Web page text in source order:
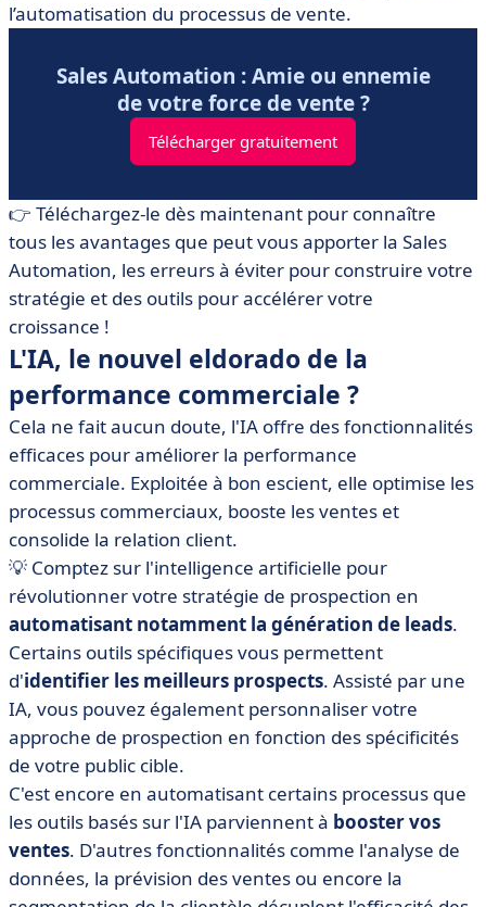
l’automatisation du processus de vente.
Sales Automation : Amie ou ennemie
de votre force de vente ?
Télécharger gratuitement
👉 Téléchargez-le dès maintenant pour connaître
tous les avantages que peut vous apporter la Sales
Automation, les erreurs à éviter pour construire votre
stratégie et des outils pour accélérer votre
croissance !
L'IA, le nouvel eldorado de la
performance commerciale ?
Cela ne fait aucun doute, l'IA offre des fonctionnalités
efficaces pour améliorer la performance
commerciale. Exploitée à bon escient, elle optimise les
processus commerciaux, booste les ventes et
consolide la relation client.
💡 Comptez sur l'intelligence artificielle pour
révolutionner votre stratégie de prospection en
automatisant notamment la génération de leads.
Certains outils spécifiques vous permettent
d'identifier les meilleurs prospects. Assisté par une
IA, vous pouvez également personnaliser votre
approche de prospection en fonction des spécificités
de votre public cible.
C'est encore en automatisant certains processus que
les outils basés sur l'IA parviennent à booster vos
ventes. D'autres fonctionnalités comme l'analyse de
données, la prévision des ventes ou encore la